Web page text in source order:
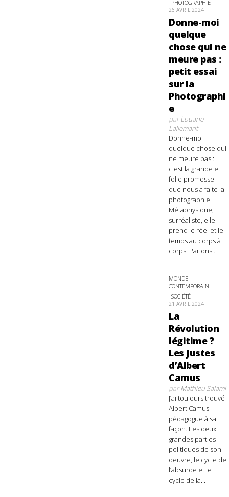
PHOTOGRAPHIE
26 AVRIL 2024
Donne-moi
quelque
chose qui ne
meure pas :
petit essai
sur la
Photographi
e
parLouane
Lallemant
Donne-moi
quelque chose qui
ne meure pas :
c'est la grande et
folle promesse
que nous a faite la
photographie.
Métaphysique,
surréaliste, elle
prend le réel et le
temps au corps à
corps. Parlons...
MONDE
CONTEMPORAIN
SOCIÉTÉ
21 AVRIL 2024
La
Révolution
légitime ?
Les Justes
d’Albert
Camus
parMathieu Salami
J’ai toujours trouvé
Albert Camus
pédagogue à sa
façon. Les deux
grandes parties
politiques de son
oeuvre, le cycle de
l’absurde et le
cycle de la...